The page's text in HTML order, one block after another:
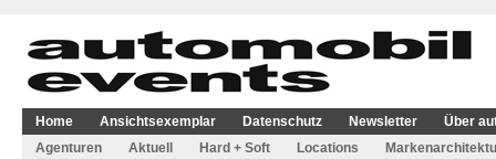
Home Ansichtsexemplar Datenschutz Newsletter
Über
Agenturen
Aktuell Hard + Soft Locations